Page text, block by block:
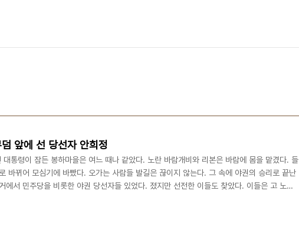
앞에 선 당선자 안희정
대통령이 잠든 봉하마을은 여느 때나 같았다. 노란 바람개비와 리본은 바람에 몸을 맡겼다. 들
바뀌어 모심기에 바빴다. 오가는 사람들 발길은 끊이지 않는다. 그 속에 야권의 승리로 끝난
에서 민주당을 비롯한 야권 당선자들 있었다. 졌지만 선전한 이들도 찾았다. 이들은 고 노무
거웠을까. 선거 이튿날인 지난 3일 오전 야권 단일후보로 경남에서 승리한 김두관 도지사 당선